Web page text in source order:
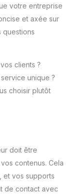
votre entreprise
et axée sur
questions
clients ?
unique ?
choisir plutôt
doit être
contenus. Cela
et vos supports
de contact avec